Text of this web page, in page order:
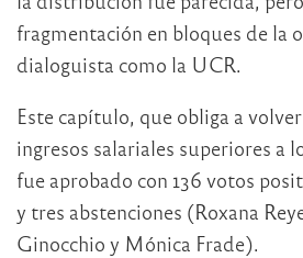
fragmentación en bloques de la
dialoguista como la UCR.
Este capítulo, que obliga a
ingresos salariales superiores a
fue aprobado con 136 votos
y tres abstenciones (Roxana
Ginocchio y Mónica Frade).